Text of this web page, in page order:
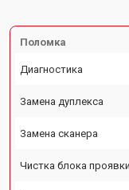
Поломка
Диагностика
Замена дуплекса
Замена сканера
Чистка блока проявки